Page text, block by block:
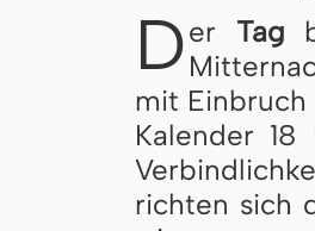
Der Tag
mit
Ka­len­der
rich­ten sich